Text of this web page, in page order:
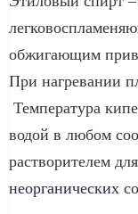
обжигающим
При нагревании
Температура
водой в любом
растворителем для
неорганических